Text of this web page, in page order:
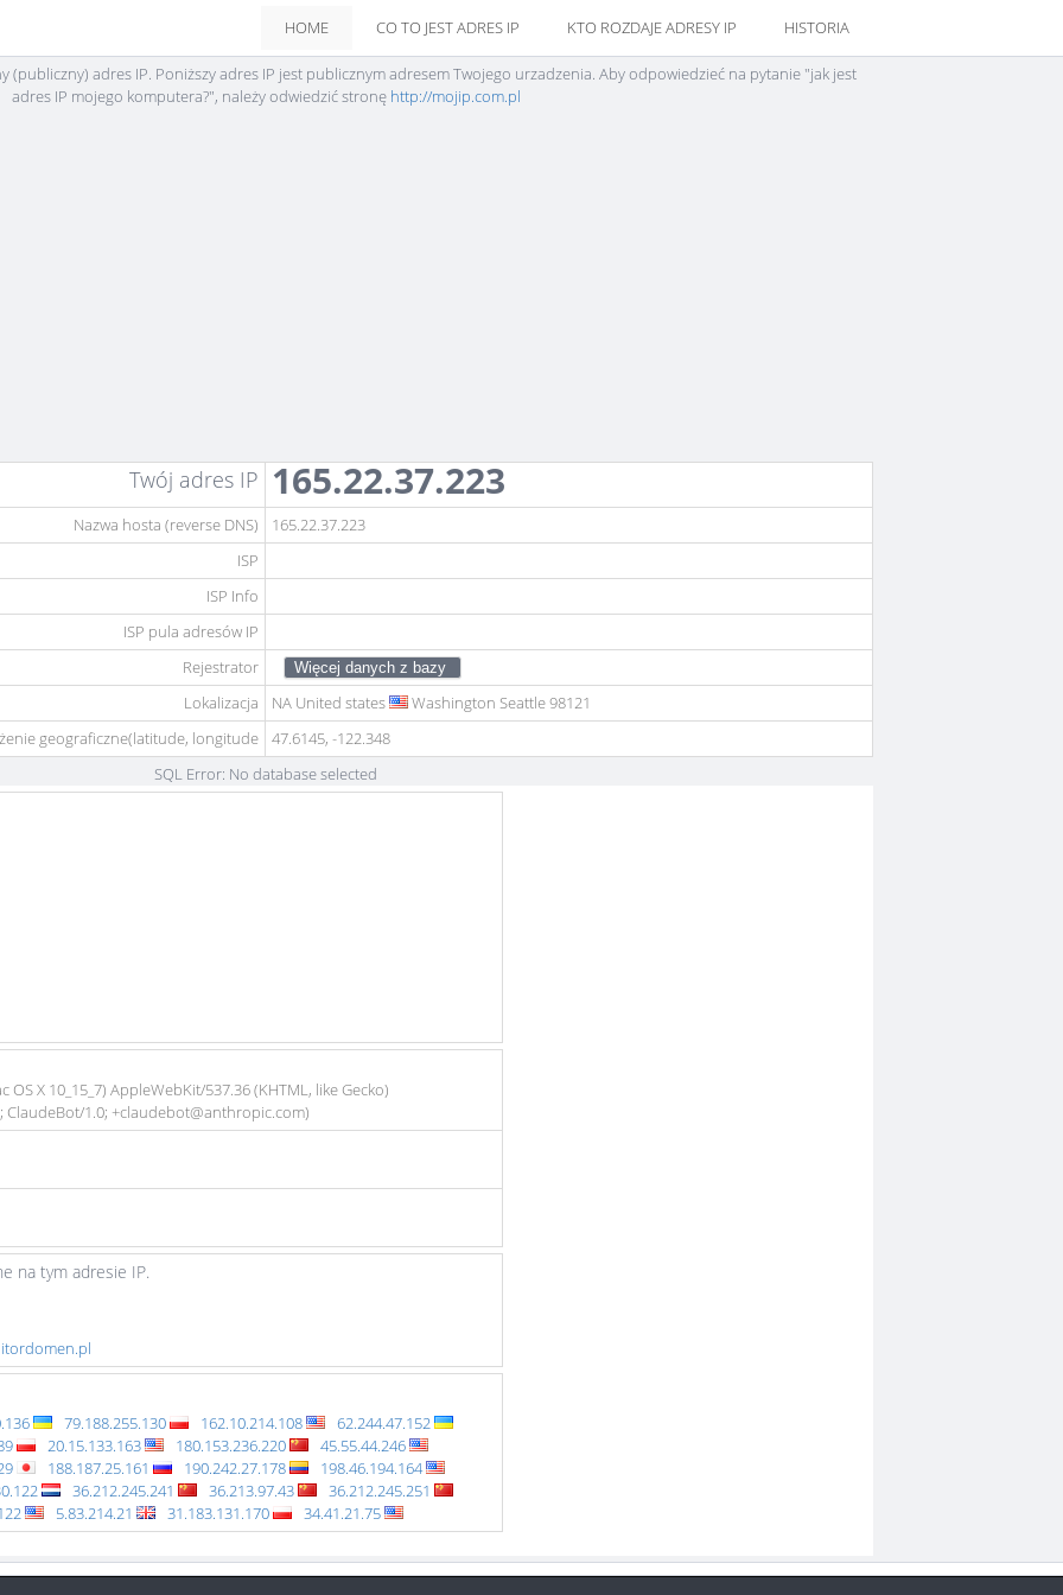
HOME CO TO JEST ADRES IP KTO ROZDAJE ADRESY IP HISTORIA
(publiczny) adres IP. Poniższy adres IP jest publicznym adresem Twojego urzadzenia. Aby odpowiedzieć na pytanie "jak jest
adres IP mojego komputera?", należy odwiedzić stronę http://mojip.com.pl
Twój adres IP 165.22.37.223
Nazwa hosta (reverse DNS)
165.22.37.223
ISP
ISP Info
ISP pula adresów IP
Rejestrator
Lokalizacja
NA United states
Washington Seattle 98121
geograficzne(latitude, longitude
47.6145, -122.348
SQL Error: No database selected
X 10_15_7) AppleWebKit/537.36 (KHTML, like Gecko)
ClaudeBot/1.0; +claudebot@anthropic.com)
na tym adresie IP.
79.188.255.130 162.10.214.108
62.244.47.152
20.15.133.163 180.153.236.220
45.55.44.246
188.187.25.161 190.242.27.178
198.46.194.164
36.212.245.241 36.213.97.43
36.212.245.251
5.83.214.21 31.183.131.170 34.41.21.75